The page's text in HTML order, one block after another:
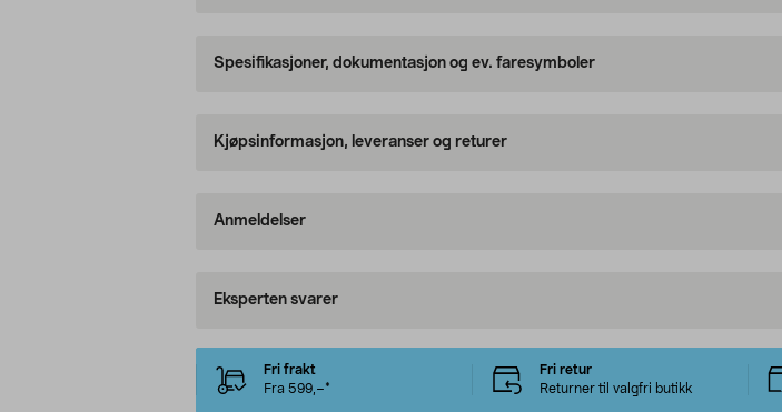
Spesifikasjoner, dokumentasjon og ev. faresymboler
Kjøpsinformasjon, leveranser og returer
Anmeldelser
Eksperten svarer
Fri frakt
Fra 599,–*
Fri retur
Returner til valgfri butikk